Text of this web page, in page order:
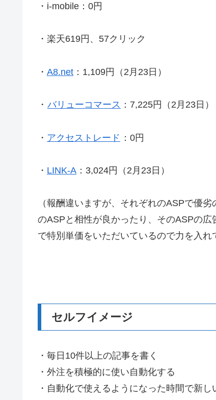
・i-mobile：0円
・楽天619円、57クリック
・ A8.net ：1,109円（2月23日）
・ バリューコマース ：7,225円（2月23日）
・ アクセストレード ：0円
・ LINK-A ：3,024円（2月23日）
（報酬違いますが、それぞれのASPで優
のASPと相性が良かったり、そのASPの
で特別単価をいただいているので力を入れ
セルフイメージ
・毎日10件以上の記事を書く
・外注を積極的に使い自動化する
・自動化で使えるようになった時間で新し